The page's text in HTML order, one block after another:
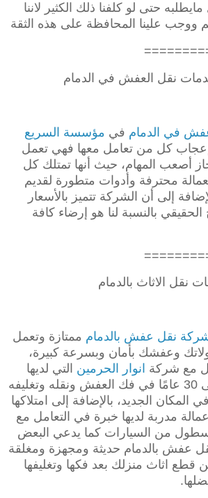
حتى لو كلفنا ذلك الكثير لاننا
ووجب علينا المحافظة على هذه الثقة
نقل العفش في الدمام
في الدمام في مؤسسة السريع
كل من تعامل معها فهي تعمل
أصعب المهام، حيث أنها تمتلك كل
محترفة وأدوات متطورة لقديم
إلى أن الشركة تتميز بالأسعار
بالنسبة لنا هو إرضاء كافة
نقل الاثاث بالدمام
نقل عفش بالدمام ممتازة وتعمل
وعفشك بأمان وبسرعة كبيرة،
مع شركة انوار الحرمين التي لديها
خبرة كبيرة تزيد على 30 عامًا في فك العفش ونقله وتغليفه
المكان الجديد، بالإضافة إلى امتلاكها
مدربة لديها خبرة في التعامل مع
من السيارات كما يدعي البعض
عفش بالدمام حديثة ومجهزة ومغلقة
اثاث منزلك بعد فكها وتغليفها